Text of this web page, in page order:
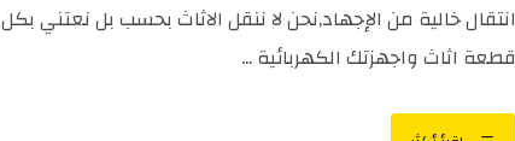
انتقال خالية من الإجهاد,نحن لا ننقل الاثاث بحسب بل نعتني بكل
قطعة اثاث واجهزتك الكهربائية ...